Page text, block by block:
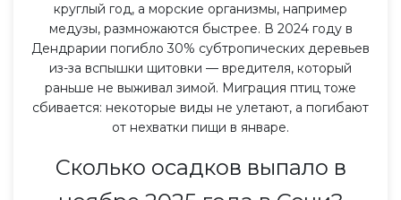
круглый год, а морские организмы, например
медузы, размножаются быстрее. В 2024 году в
Дендрарии погибло 30% субтропических деревьев
из-за вспышки щитовки — вредителя, который
раньше не выживал зимой. Миграция птиц тоже
сбивается: некоторые виды не улетают, а погибают
от нехватки пищи в январе.
Сколько осадков выпало в